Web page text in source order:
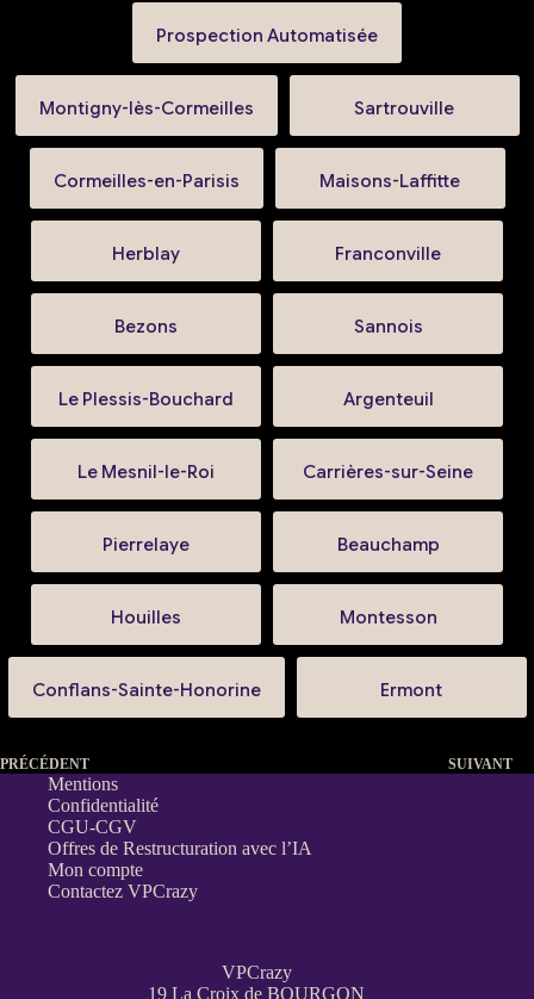
Prospection Automatisée
Montigny-lès-Cormeilles Sartrouville
Cormeilles-en-Parisis Maisons-Laffitte
Herblay Franconville
Bezons Sannois
Le Plessis-Bouchard Argenteuil
Le Mesnil-le-Roi Carrières-sur-Seine
Pierrelaye Beauchamp
Houilles Montesson
Conflans-Sainte-Honorine Ermont
PRÉCÉDENT SUIVANT
Mentions
Confidentialité
CGU-CGV
Offres de Restructuration avec l’IA
Mon compte
Contactez VPCrazy
VPCrazy
19 La Croix de BOURGON